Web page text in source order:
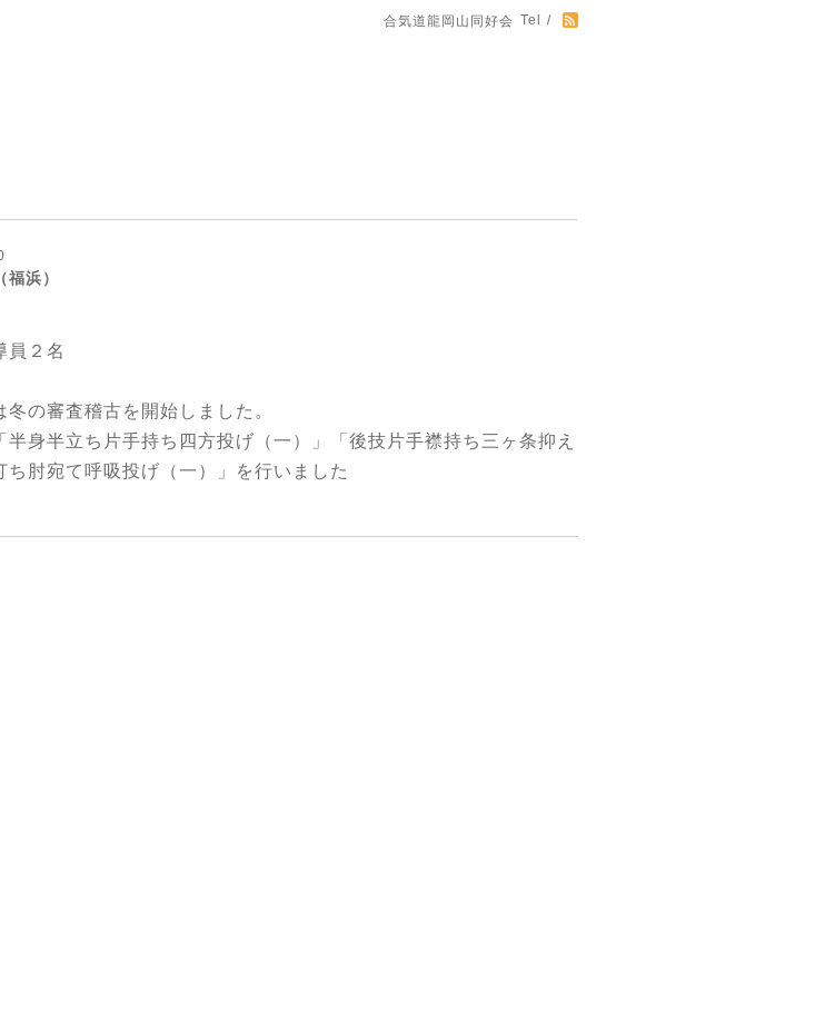
合気道龍岡山同好会 Tel /
浜）
員２名
冬の審査稽古を開始しました。
半身半立ち片手持ち四方投げ（一）」「後技片手襟持ち三ヶ条抑え
ち肘宛て呼吸投げ（一）」を行いました